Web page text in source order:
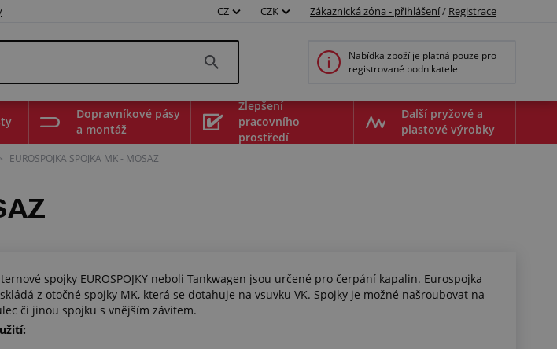
CZ CZK Zákaznická zóna - přihlášení/ Registrace
Nabídka zboží je platná pouze pro
registrované podnikatele
Dopravníkové pásy
a montáž
Zlepšení
pracovního
prostředí
Další pryžové a
plastové výrobky
EUROSPOJKA SPOJKA MK - MOSAZ
spojky EUROSPOJKY neboli Tankwagen jsou určené pro čerpání kapalin. Eurospojka
z otočné spojky MK, která se dotahuje na vsuvku VK. Spojky je možné našroubovat na
či jinou spojku s vnějším závitem.